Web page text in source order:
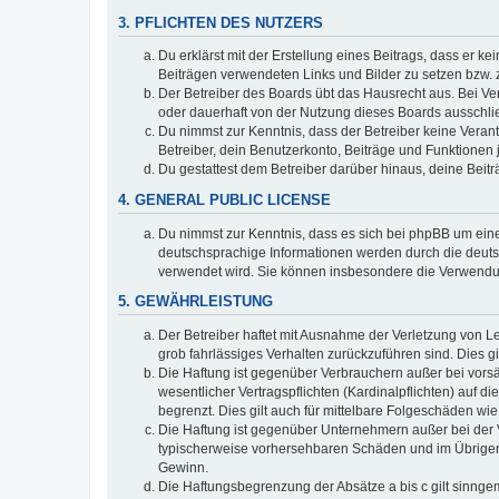
3. PFLICHTEN DES NUTZERS
Du erklärst mit der Erstellung eines Beitrags, dass er
Beiträgen verwendeten Links und Bilder zu setzen bzw.
Der Betreiber des Boards übt das Hausrecht aus. Bei
oder dauerhaft von der Nutzung dieses Boards
Du nimmst zur Kenntnis, dass der Betreiber keine
Betreiber, dein Benutzerkonto, Beiträge und
Du gestattest dem Betreiber darüber hinaus, deine
4. GENERAL PUBLIC LICENSE
Du nimmst zur Kenntnis, dass es sich bei phpBB um
deutschsprachige Informationen werden durch die
verwendet wird. Sie können insbesondere die
5. GEWÄHRLEISTUNG
Der Betreiber haftet mit Ausnahme der Verletzung von
grob fahrlässiges Verhalten zurückzuführen sind. Dies
Die Haftung ist gegenüber Verbrauchern außer bei
wesentlicher Vertragspflichten (Kardinalpflichten) auf
begrenzt. Dies gilt auch für mittelbare Folgeschäden
Die Haftung ist gegenüber Unternehmern außer bei
typischerweise vorhersehbaren Schäden und im
Gewinn.
Die Haftungsbegrenzung der Absätze a bis c gilt